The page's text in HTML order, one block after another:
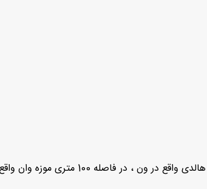
واقع در ون ، در فاصله 100 متری موزه وان واقع شده است